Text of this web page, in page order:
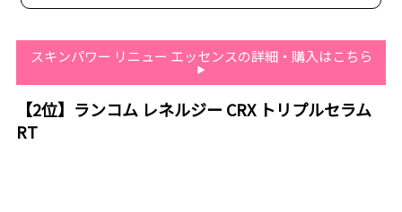
スキンパワー リニュー エッセンスの詳細・購入はこちら
【2位】ランコム レネルジー CRX トリプルセラム
RT